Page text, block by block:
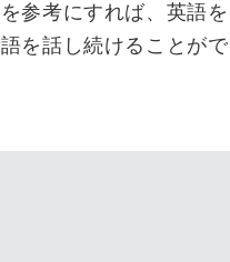
参考にすれば、英語を
を話し続けることがで